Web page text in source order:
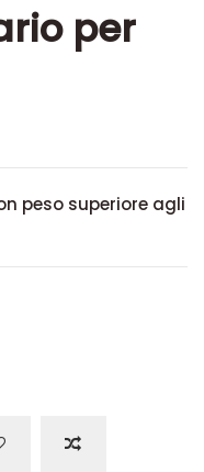
per
peso superiore agli